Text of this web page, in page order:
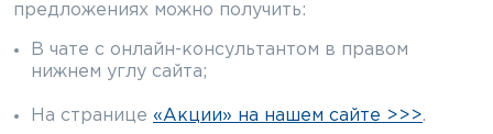
предложениях можно получить:
В чате с онлайн-консультантом в правом
нижнем углу сайта;
На странице «Акции» на нашем сайте >>>.